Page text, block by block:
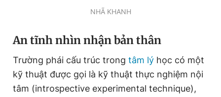
NHÃ KHANH
An tĩnh nhìn nhận bản thân
Trường phái cấu trúc trong tâm lý học có một
kỹ thuật được gọi là kỹ thuật thực nghiệm nội
tâm (introspective experimental technique),